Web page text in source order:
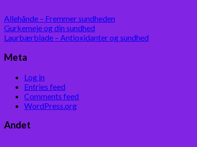
Allehånde – Fremmer sundheden
Gurkemeje og din sundhed
Laurbærblade – Antioxidanter og sundhed
Meta
Log in
Entries feed
Comments feed
WordPress.org
Andet